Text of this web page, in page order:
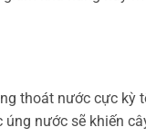
thoát nước cực kỳ
nước sẽ khiến